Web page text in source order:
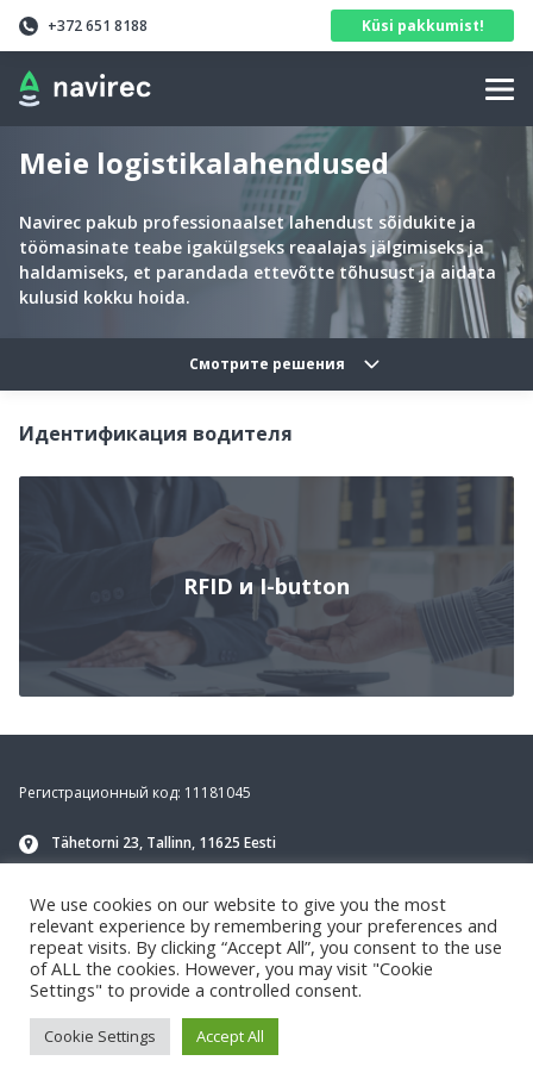
Navirec
Header
+372 651 8188 Küsi pakkumist!
Navigation
Meie logistikalahendused
Navirec pakub professionaalset lahendust sõidukite ja
töömasinate teabe igakülgseks reaalajas jälgimiseks ja
haldamiseks, et parandada ettevõtte tõhusust ja aidata
kulusid kokku hoida.
Solutions categories
Смотрите решения
Идентификация водителя
RFID и I-button
Footer
Регистрационный код: 11181045
Tähetorni 23, Tallinn, 11625 Eesti
+372 651 8188
klienditugi
We use cookies on our website to give you the most
relevant experience by remembering your preferences and
repeat visits. By clicking “Accept All”, you consent to the use
of ALL the cookies. However, you may visit "Cookie
Settings" to provide a controlled consent.
Cookie Settings Accept All